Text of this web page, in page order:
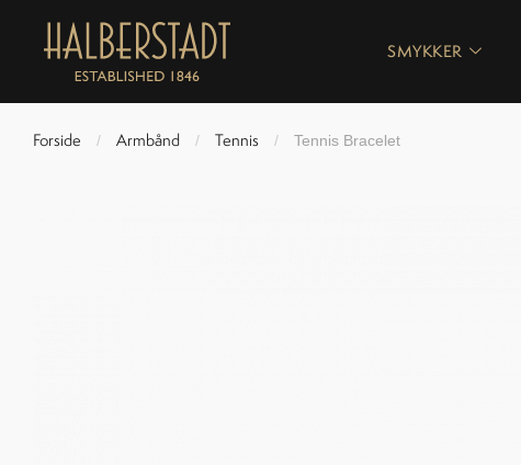
SMYKKER
Forside / Armbånd / Tennis / Tennis Bracelet